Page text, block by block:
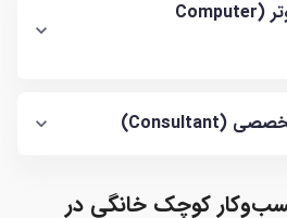
19. برنامه‌نویس کامپیوتر (Computer
کوچک خانگی در